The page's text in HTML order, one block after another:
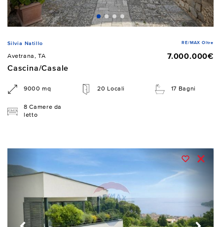
Silvia Natillo RE/MAX Oltre
Avetrana, TA
7.000.000€
Cascina/Casale
9000 mq 20 Locali 17 Bagni
8 Camere da
letto